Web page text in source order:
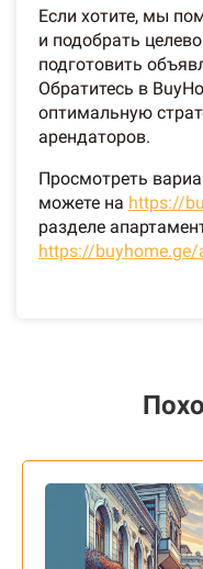
Если хотите, мы
и подобрать
подготовить
Обратитесь в
оптимальную
арендаторов.
Просмотреть
можете на https://
разделе
https://buyhome.ge/